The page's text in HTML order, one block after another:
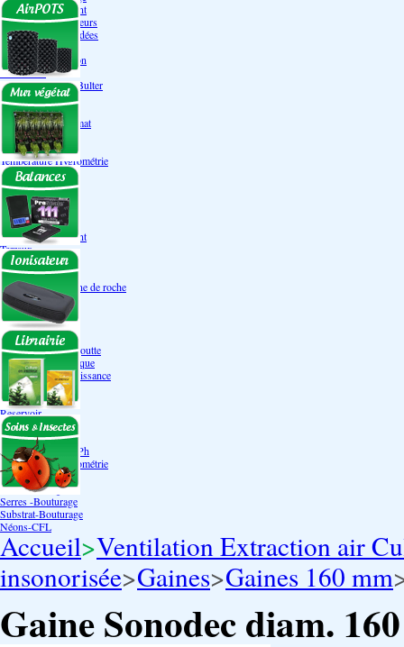
Promotion Discount
Accessoires et doseurs
Engrais pour orchidées
Correcteurs PH
Extraction/Intraction
Ventilation
Ioniseur d'air -AirBulter
Filtre anti-odeur
Diffusion CO²
Contrôleurs de climat
Silencieux
Gaines
Température Hygrométrie
Humidificateurs
Accessoires
Pots - Substrats
Soucoupe
Air Pots originaux
Promotion Discount
Terraux
Autres substrats
Fibre Coco
Billes d'argile- Laine de roche
Irrigation
Orchidées
Système NFT
Ultraponie
Système goutte à goutte
Système Aéroponique
Bouturage Pre Croissance
TerraPonie
Accessoires
Reservoir
Testeur Hanna Ph
Testeur Hanna Ec
Testeur Hanna Ec/Ph
Température Hygrométrie
Humidificateurs
Pack bouturage
Serres -Bouturage
Substrat-Bouturage
Néons-CFL
Accueil>Ventilation Extraction air
insonorisée>Gaines>Gaines 160 mm
Gaine Sonodec diam.